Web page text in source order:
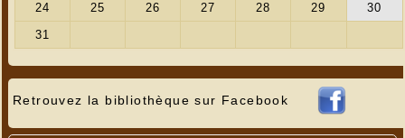
Retrouvez la bibliothèque sur Facebook